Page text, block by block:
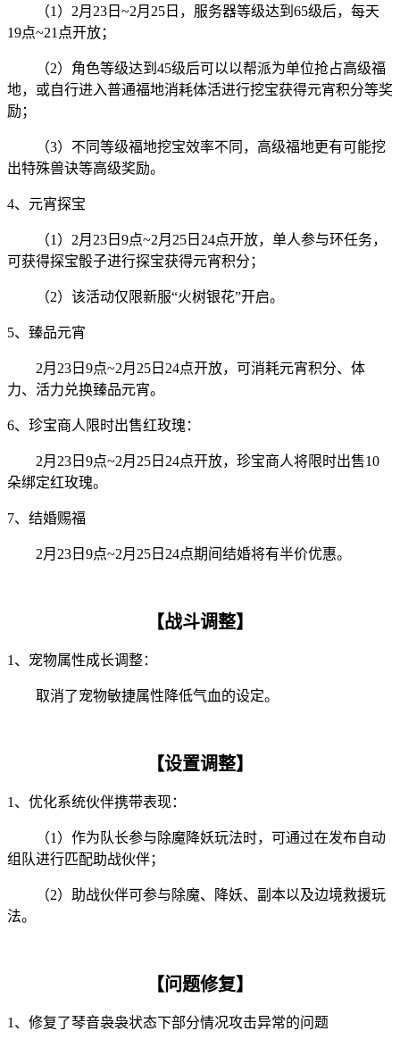
（1）2月23日~2月25日，服务器等级达到65级后，每天
19点~21点开放；
（2）角色等级达到45级后可以以帮派为单位抢占高级福
地，或自行进入普通福地消耗体活进行挖宝获得元宵积分等奖
励；
（3）不同等级福地挖宝效率不同，高级福地更有可能挖
出特殊兽诀等高级奖励。
4、元宵探宝
（1）2月23日9点~2月25日24点开放，单人参与环任务，
可获得探宝骰子进行探宝获得元宵积分；
（2）该活动仅限新服“火树银花”开启。
5、臻品元宵
2月23日9点~2月25日24点开放，可消耗元宵积分、体
力、活力兑换臻品元宵。
6、珍宝商人限时出售红玫瑰：
2月23日9点~2月25日24点开放，珍宝商人将限时出售10
朵绑定红玫瑰。
7、结婚赐福
2月23日9点~2月25日24点期间结婚将有半价优惠。
【战斗调整】
1、宠物属性成长调整：
取消了宠物敏捷属性降低气血的设定。
【设置调整】
1、优化系统伙伴携带表现：
（1）作为队长参与除魔降妖玩法时，可通过在发布自动
组队进行匹配助战伙伴；
（2）助战伙伴可参与除魔、降妖、副本以及边境救援玩
法。
【问题修复】
1、修复了琴音袅袅状态下部分情况攻击异常的问题